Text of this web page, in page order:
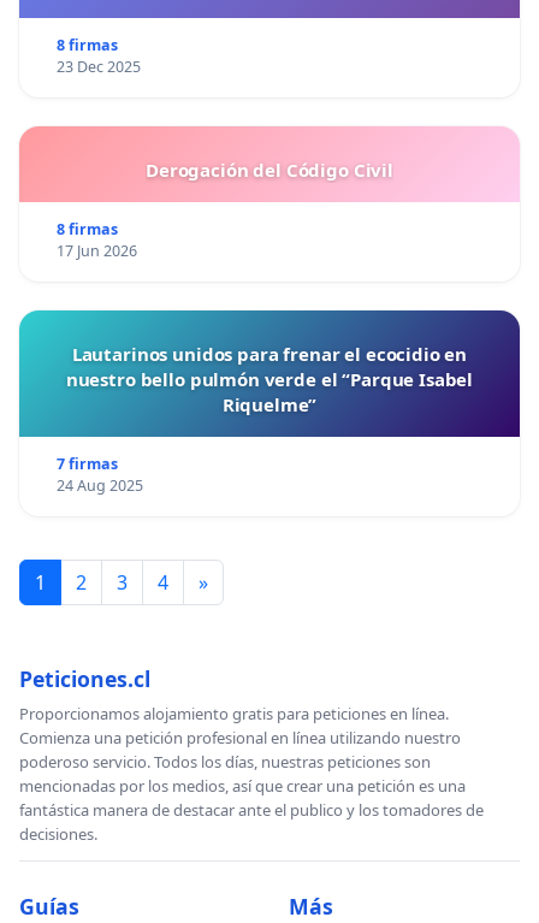
8 firmas
23 Dec 2025
Derogación del Código Civil
8 firmas
17 Jun 2026
Lautarinos unidos para frenar el ecocidio en
nuestro bello pulmón verde el “Parque Isabel
Riquelme”
7 firmas
24 Aug 2025
1 2 3 4 »
Peticiones.cl
Proporcionamos alojamiento gratis para peticiones en línea.
Comienza una petición profesional en línea utilizando nuestro
poderoso servicio. Todos los días, nuestras peticiones son
mencionadas por los medios, así que crear una petición es una
fantástica manera de destacar ante el publico y los tomadores de
decisiones.
Guías Más